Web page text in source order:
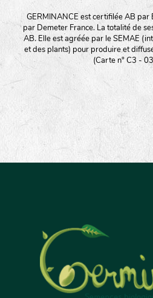
GERMINANCE est certifilée AB
par Demeter France. La totalité de
AB. Elle est agréée par le SEMAE
et des plants) pour produire et
(Carte n° C3 -